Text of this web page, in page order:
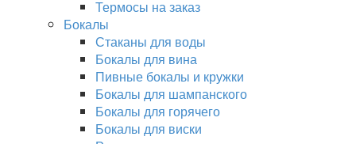
Термосы на заказ
Бокалы
Стаканы для воды
Бокалы для вина
Пивные бокалы и кружки
Бокалы для шампанского
Бокалы для горячего
Бокалы для виски